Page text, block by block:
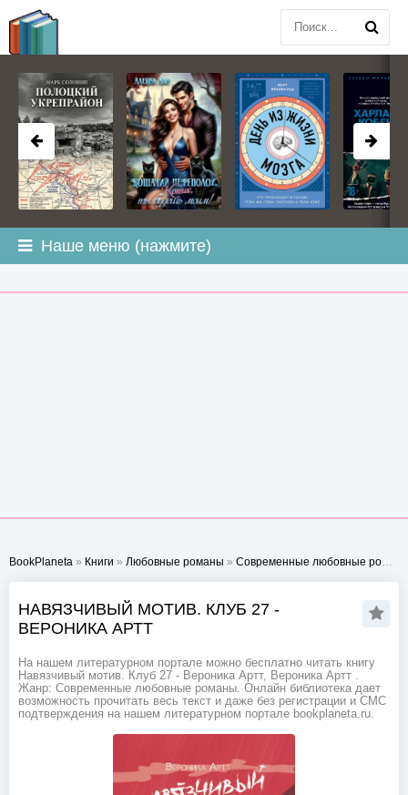
Наше меню (нажмите)
BookPlaneta » Книги » Любовные романы » Современные любовные романы
НАВЯЗЧИВЫЙ МОТИВ. КЛУБ 27 -
ВЕРОНИКА АРТТ
На нашем литературном портале можно бесплатно читать книгу
Навязчивый мотив. Клуб 27 - Вероника Артт, Вероника Артт .
Жанр: Современные любовные романы. Онлайн библиотека дает
возможность прочитать весь текст и даже без регистрации и СМС
подтверждения на нашем литературном портале bookplaneta.ru.
BOOKPLANETA.COM